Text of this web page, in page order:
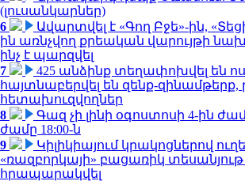
(լուսանկարներ)
6
Ավարտվել է «Գող Բջե»-ին,
ին առնչվող քրեական վարույթի
ինչ է պարզվել
7
425 անձինք տեղափոխվել են
հայտնաբերվել են զենք-
հետախուզվողներ
8
Գազ չի լինի օգոստոսի 4-ին
ժամը 18:00-ն
9
Կիլիկիայում կրակոցներով
«ռազբորկայի» բացառիկ տեսանյութ
հրապարակվել